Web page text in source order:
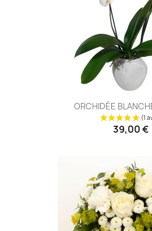
ORCHIDÉE
39,00 €